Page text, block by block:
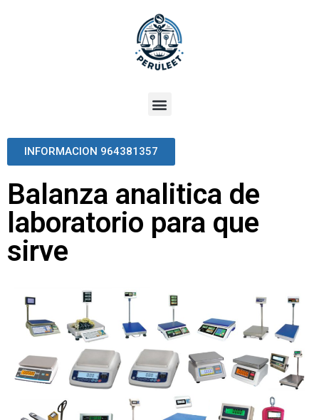
INFORMACION 964381357
Balanza analitica de
laboratorio para que
sirve